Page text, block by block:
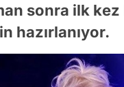
sonra ilk kez
hazırlanıyor.